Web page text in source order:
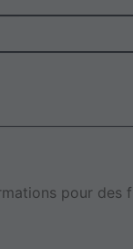
pour des